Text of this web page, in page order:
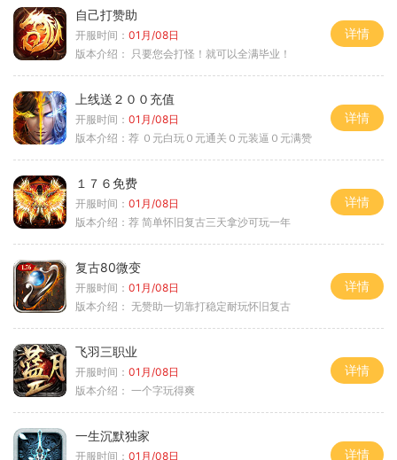
自己打赞助
开服时间： 01月/08日
版本介绍： 只要您会打怪！就可以全满毕业！
详情
上线送２００充值
开服时间： 01月/08日
版本介绍： 荐 ０元白玩０元通关０元装逼０元满赞
详情
１７６免费
开服时间： 01月/08日
版本介绍： 荐 简单怀旧复古三天拿沙可玩一年
详情
复古80微变
开服时间： 01月/08日
版本介绍： 无赞助一切靠打稳定耐玩怀旧复古
详情
飞羽三职业
开服时间： 01月/08日
版本介绍： 一个字玩得爽
详情
一生沉默独家
开服时间： 01月/08日
详情